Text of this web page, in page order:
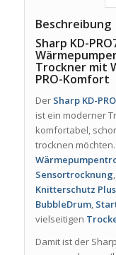
Beschreibung
Sharp KD-
Trockner mit
PRO-Komfort
Der Sharp KD-
ist ein moderner
komfortabel,
trocknen
Sensortrocknung,
Knitterschutz Plus
BubbleDrum,
vielseitigen
Damit ist der